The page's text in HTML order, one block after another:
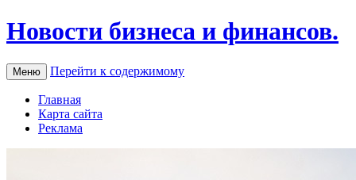
Новости бизнеса и финансов.
Меню Перейти к содержимому
Главная
Карта сайта
Реклама